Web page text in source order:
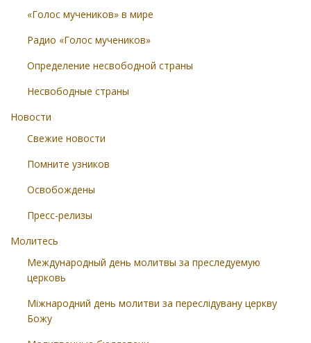
«Голос мучеников» в мире
Радио «Голос мучеников»
Определение несвободной страны
Несвободные страны
Новости
Свежие новости
Помните узников
Освобождены
Пресс-релизы
Молитесь
Международный день молитвы за преследуемую
церковь
Міжнародний день молитви за переслідувану церкву
Божу